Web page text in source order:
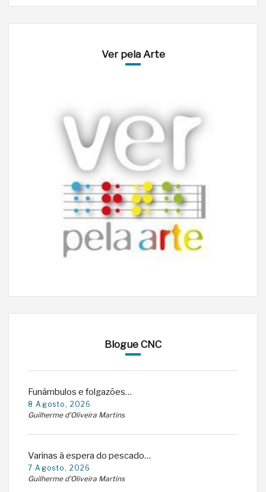
Ver pela Arte
Blogue CNC
Funâmbulos e folgazões…
8 Agosto, 2026
Guilherme d'Oliveira Martins
Varinas à espera do pescado…
7 Agosto, 2026
Guilherme d'Oliveira Martins